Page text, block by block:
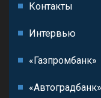
Контакты
Интервью
«Газпромбанк»
«Автоградбанк»